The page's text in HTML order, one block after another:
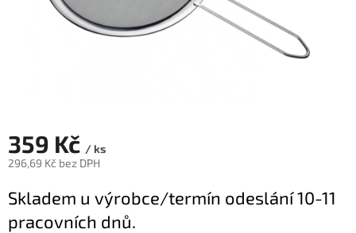
359 Kč / ks
296,69 Kč bez DPH
cena:
Skladem u výrobce/termín odeslání 10-11
pracovních dnů.